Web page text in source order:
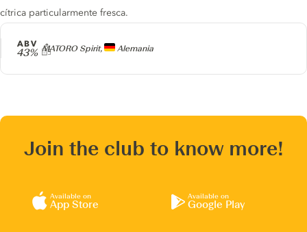
Producer
MATORO Spirit, Alemania
ABV
43%
cítrica particularmente fresca.
Join the club to know more!
Available on
App Store
Available on
Google Play